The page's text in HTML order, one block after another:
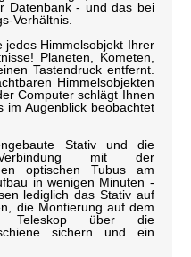
Datenbank - und das bei
Verhältnis.
jedes Himmelsobjekt Ihrer
Planeten, Kometen,
Tastendruck entfernt.
Himmelsobjekten
Computer schlägt Ihnen
im Augenblick beobachtet
Stativ und die
mit der
optischen Tubus am
in wenigen Minuten -
lediglich das Stativ auf
die Montierung auf dem
Teleskop über die
sichern und ein